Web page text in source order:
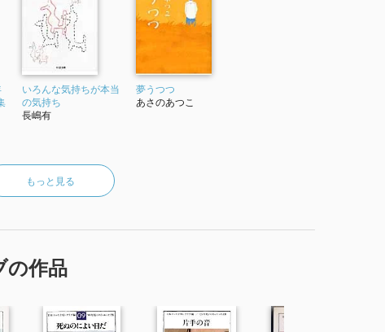
いろんな気持ちが本当
の気持ち
長嶋有
夢うつつ
あさのあつこ
もっと見る
の作品